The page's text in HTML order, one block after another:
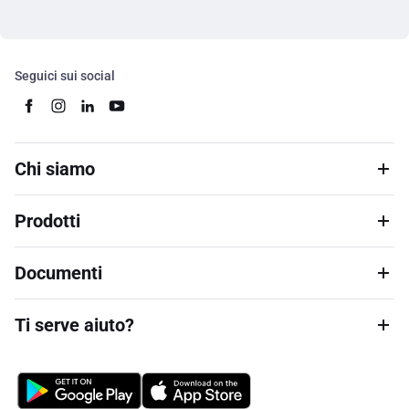
Seguici sui social
Chi siamo
Prodotti
Documenti
Ti serve aiuto?